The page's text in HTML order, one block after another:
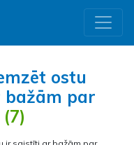
ostu
par
(7)